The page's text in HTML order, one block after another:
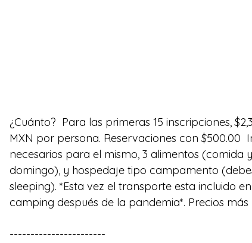
¿Cuánto?  Para las primeras 15 inscripciones,
MXN por persona. Reservaciones con $500.00
necesarios para el mismo, 3 alimentos (comida
domingo), y hospedaje tipo campamento
sleeping). *Esta vez el transporte esta incluido
camping después de la pandemia*. Precios más
-----------------------